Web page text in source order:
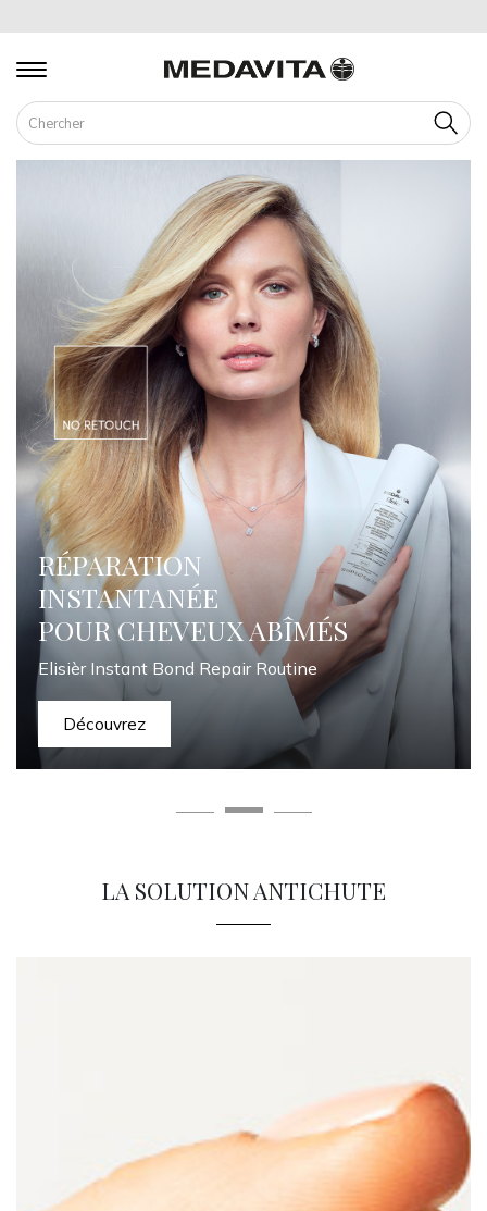
RÉPARATION
INSTANTANÉE
POUR CHEVEUX ABÎMÉS
Elisièr Instant Bond Repair Routine
Découvrez
LA SOLUTION ANTICHUTE